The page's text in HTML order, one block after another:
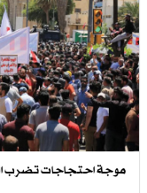
موجة احتجاجات تضرب